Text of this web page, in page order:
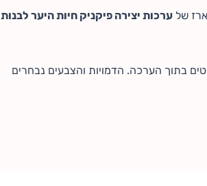
של ערכות יצירה פיקניק חיות היער לבנות
בתוך הערכה. הדמויות והצבעים נבחרים